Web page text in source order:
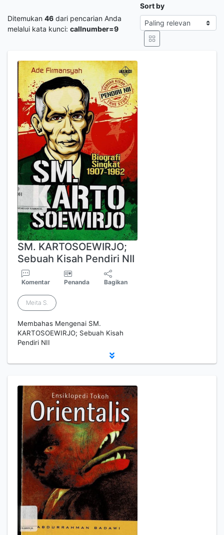
Ditemukan 46 dari pencarian Anda
melalui kata kunci: callnumber=9
Sort by
SM. KARTOSOEWIRJO;
Sebuah Kisah Pendiri NII
Komentar Penanda Bagikan
Meita S.
Membahas Mengenai SM.
KARTOSOEWIRJO; Sebuah Kisah
Pendiri NII